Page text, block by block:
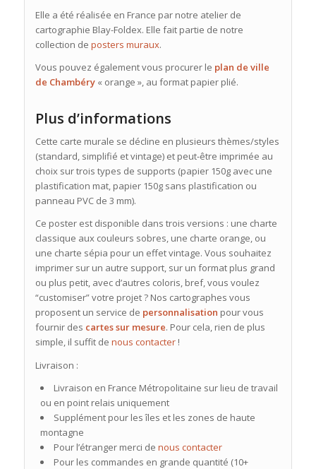
Elle a été réalisée en France par notre atelier de
cartographie Blay-Foldex. Elle fait partie de notre
collection de posters muraux.
Vous pouvez également vous procurer le plan de ville
de Chambéry « orange », au format papier plié.
Plus d’informations
Cette carte murale se décline en plusieurs thèmes/styles
(standard, simplifié et vintage) et peut-être imprimée au
choix sur trois types de supports (papier 150g avec une
plastification mat, papier 150g sans plastification ou
panneau PVC de 3 mm).
Ce poster est disponible dans trois versions : une charte
classique aux couleurs sobres, une charte orange, ou
une charte sépia pour un effet vintage. Vous souhaitez
imprimer sur un autre support, sur un format plus grand
ou plus petit, avec d’autres coloris, bref, vous voulez
“customiser” votre projet ? Nos cartographes vous
proposent un service de personnalisation pour vous
fournir des cartes sur mesure. Pour cela, rien de plus
simple, il suffit de nous contacter!
Livraison :
Livraison en France Métropolitaine sur lieu de travail
ou en point relais uniquement
Supplément pour les îles et les zones de haute
montagne
Pour l’étranger merci de nous contacter
Pour les commandes en grande quantité (10+